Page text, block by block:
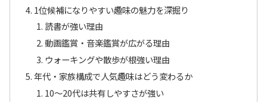
1位候補になりやすい趣味の魅力を深掘り
読書が強い理由
動画鑑賞・音楽鑑賞が広がる理由
ウォーキングや散歩が根強い理由
年代・家族構成で人気趣味はどう変わるか
10〜20代は共有しやすさが強い